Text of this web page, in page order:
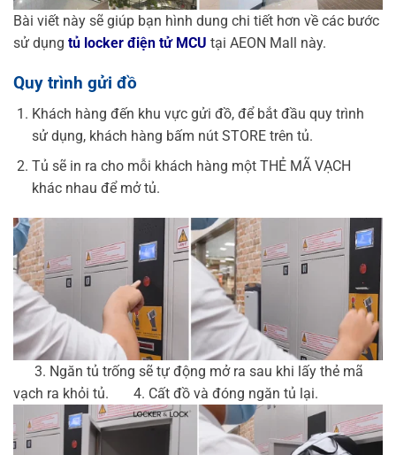
Bài viết này sẽ giúp bạn hình dung chi tiết hơn về các bước
sử dụng tủ locker điện tử MCU tại AEON Mall này.
Quy trình gửi đồ
Khách hàng đến khu vực gửi đồ, để bắt đầu quy trình
sử dụng, khách hàng bấm nút STORE trên tủ.
Tủ sẽ in ra cho mỗi khách hàng một THẺ MÃ VẠCH
khác nhau để mở tủ.
3. Ngăn tủ trống sẽ tự động mở ra sau khi lấy thẻ mã
vạch ra khỏi tủ.
4. Cất đồ và đóng ngăn tủ lại.